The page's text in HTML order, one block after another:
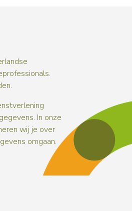
In onze
wij je over
omgaan.